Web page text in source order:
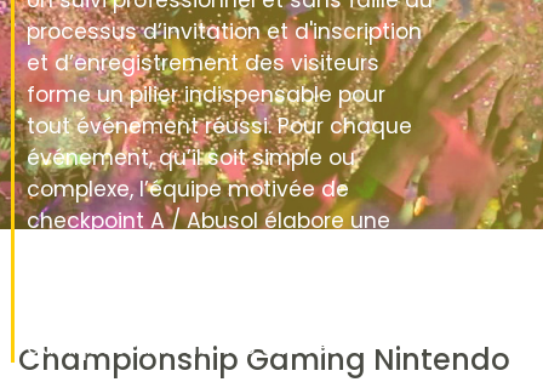
processus d’invitation et d'inscription
et d’enregistrement des visiteurs
forme un pilier indispensable pour
tout événement réussi. Pour chaque
événement, qu’il soit simple ou
complexe, l’équipe motivée de
checkpoint A / Abusol élabore une
quelques-uns de nos succès.
Championship Gaming Nintendo